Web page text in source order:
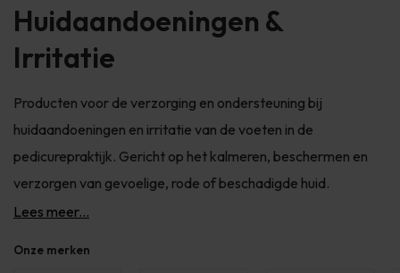
Huidaandoeningen &
Irritatie
Producten voor de verzorging en ondersteuning bij
huidaandoeningen en irritatie van de voeten in de
pedicurepraktijk. Gericht op het kalmeren, beschermen en
verzorgen van gevoelige, rode of beschadigde huid.
Lees meer...
Onze merken